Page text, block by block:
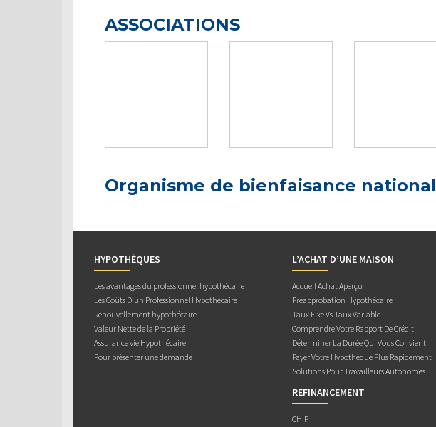
ASSOCIATIONS
Organisme de bienfaisance national
HYPOTHÈQUES
Les avantages du professionnel hypothécaire
Les Coûts D’un Professionnel Hypothécaire
Renouvellement hypothécaire
Valeur Nette de la Propriété
Assurance vie Hypothécaire
Pour présenter une demande
L’ACHAT D’UNE MAISON
Accueil Achat Aperçu
Préapprobation Hypothécaire
Taux Fixe Vs Taux Variable
Comprendre Votre Rapport De Crédit
Déterminer La Durée Qui Vous Convient
Payer Votre Hypothèque Plus Rapidement
Solutions Pour Travailleurs Autonomes
REFINANCEMENT
CHIP